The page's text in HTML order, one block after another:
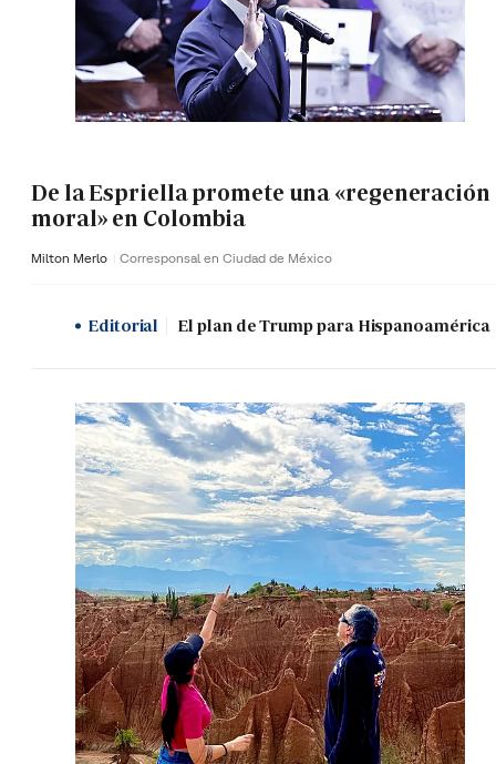
De la Espriella promete una «regeneración
moral» en Colombia
Milton Merlo Corresponsal en Ciudad de México
Editorial El plan de Trump para Hispanoamérica